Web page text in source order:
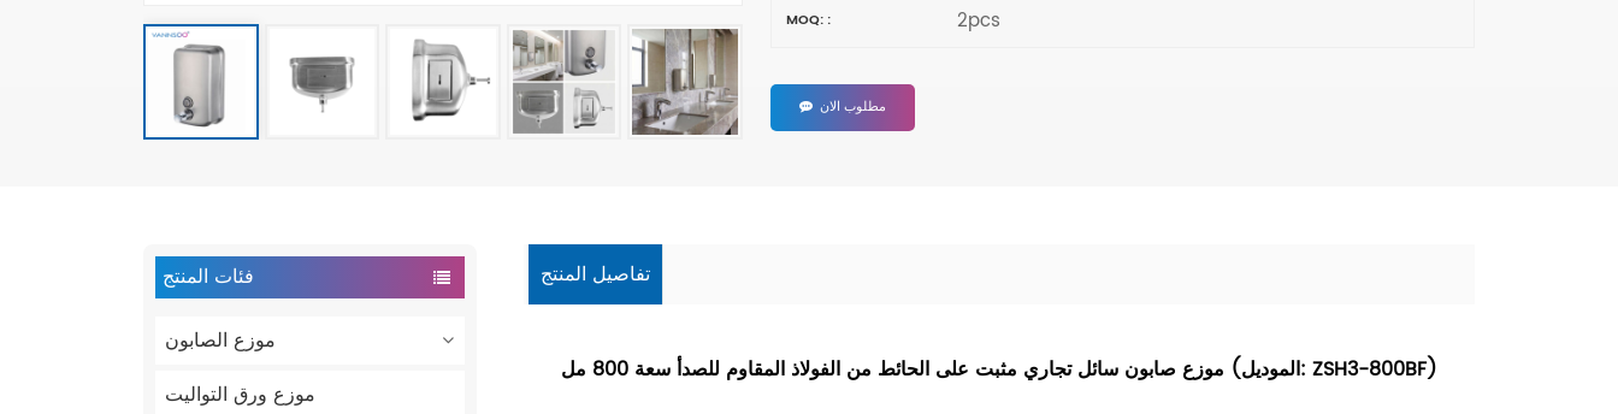
MOQ: : 2pcs
مطلوب الان
فئات المنتج
موزع الصابون
موزع ورق التواليت
تفاصيل المنتج
موزع صابون سائل تجاري مثبت على الحائط من الفولاذ المقاوم للصدأ سعة 800 مل (الموديل: ZSH3-800BF)